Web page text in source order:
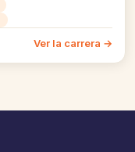
Ver la carrera →